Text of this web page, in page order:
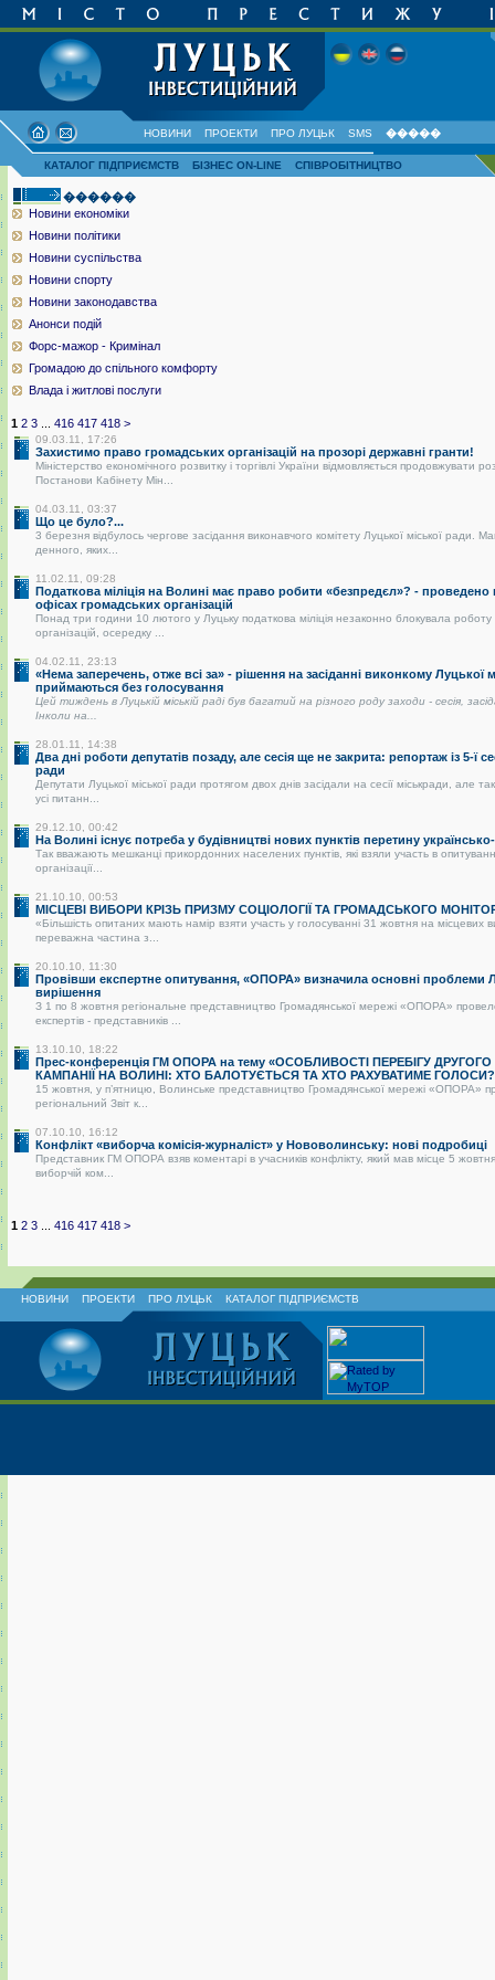
НОВИНИ ПРОЕКТИ ПРО ЛУЦЬК SMS �����
КАТАЛОГ ПІДПРИЄМСТВ БІЗНЕС ON-LINE СПІВРОБІТНИЦТВО
������
Новини економіки
Новини політики
Новини суспільства
Новини спорту
Новини законодавства
Анонси подій
Форс-мажор - Кримінал
Громадою до спільного комфорту
Влада і житлові послуги
1 2 3 416 417 418 >
09.03.11, 17:26
Захистимо право громадських організацій на прозорі державні гранти!
Міністерство економічного розвитку і торгівлі України відмовляється продовжувати
Постанови Кабінету Мін...
04.03.11, 03:37
Що це було?...
3 березня відбулось чергове засідання виконавчого комітету Луцької міської ради.
денного, яких...
11.02.11, 09:28
Податкова міліція на Волині має право робити «безпредєл»? -
офісах громадських організацій
Понад три години 10 лютого у Луцьку податкова міліція незаконно блокувала
організацій, осередку ...
04.02.11, 23:13
«Нема заперечень, отже всі за» - рішення на засіданні виконкому Луцької
приймаються без голосування
Цей тиждень в Луцькій міській раді був багатий на різного роду заходи - сесія,
Інколи на...
28.01.11, 14:38
Два дні роботи депутатів позаду, але сесія ще не закрита: репортаж із 5-ї
ради
Депутати Луцької міської ради протягом двох днів засідали на сесії міськради, але
усі питанн...
29.12.10, 00:42
На Волині існує потреба у будівництві нових пунктів перетину
Так вважають мешканці прикордонних населених пунктів, які взяли участь в
організації...
21.10.10, 00:53
МІСЦЕВІ ВИБОРИ КРІЗЬ ПРИЗМУ СОЦІОЛОГІЇ ТА ГРОМАДСЬКОГО
«Більшість опитаних мають намір взяти участь у голосуванні 31 жовтня на місцевих
переважна частина з...
20.10.10, 11:30
Провівши експертне опитування, «ОПОРА» визначила основні проблеми
вирішення
З 1 по 8 жовтня регіональне представництво Громадянської мережі «ОПОРА»
експертів - представників ...
13.10.10, 18:22
Прес-конференція ГМ ОПОРА на тему «ОСОБЛИВОСТІ ПЕРЕБІГУ
КАМПАНІЇ НА ВОЛИНІ: ХТО БАЛОТУЄТЬСЯ ТА ХТО РАХУВАТИМЕ
15 жовтня, у п’ятницю, Волинське представництво Громадянської мережі «ОПОРА»
регіональний Звіт к...
07.10.10, 16:12
Конфлікт «виборча комісія-журналіст» у Нововолинську: нові подробиці
Представник ГМ ОПОРА взяв коментарі в учасників конфлікту, який мав місце 5 жовтня
виборчій ком...
1 2 3 416 417 418 >
НОВИНИ ПРОЕКТИ ПРО ЛУЦЬК КАТАЛОГ ПІДПРИЄМСТВ